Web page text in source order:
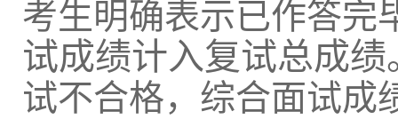
考生明确表示已作答完
试成绩计入复试总成绩
试不合格，综合面试成